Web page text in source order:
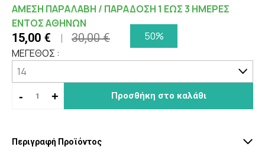
ΑΜΕΣΗ ΠΑΡΑΛΑΒΗ / ΠΑΡΑΔΟΣΗ 1 ΕΩΣ 3 ΗΜΕΡΕΣ
ΕΝΤΟΣ ΑΘΗΝΩΝ
15,00 € 30,00 €
50%
ΜΕΓΕΘΟΣ :
- + Προσθήκη στο καλάθι
Περιγραφή Προϊόντος